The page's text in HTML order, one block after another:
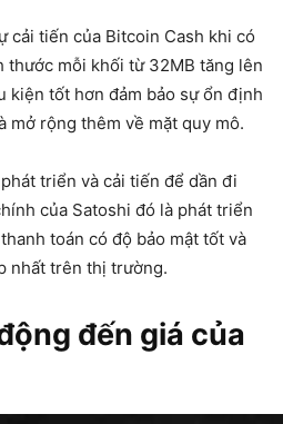
cải tiến của Bitcoin Cash khi có
thước mỗi khối từ 32MB tăng lên
kiện tốt hơn đảm bảo sự ổn định
mở rộng thêm về mặt quy mô.
triển và cải tiến để dần đi
của Satoshi đó là phát triển
toán có độ bảo mật tốt và
nhất trên thị trường.
đến giá của